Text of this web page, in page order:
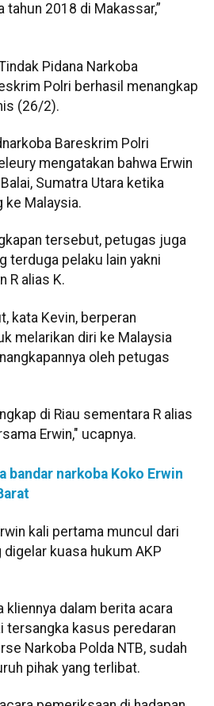
tahun 2018 di Makassar,”
Pidana Narkoba
Polri berhasil menangkap
(26/2).
Bareskrim Polri
mengatakan bahwa Erwin
Sumatra Utara ketika
ke Malaysia.
tersebut, petugas juga
terduga pelaku lain yakni
R alias K.
kata Kevin, berperan
melarikan diri ke Malaysia
oleh petugas
di Riau sementara R alias
Erwin," ucapnya.
bandar narkoba Koko Erwin
kali pertama muncul dari
kuasa hukum AKP
kliennya dalam berita acara
tersangka kasus peredaran
Narkoba Polda NTB, sudah
pihak yang terlibat.